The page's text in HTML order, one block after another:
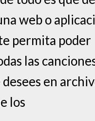
web o
permita poder
las
en
los